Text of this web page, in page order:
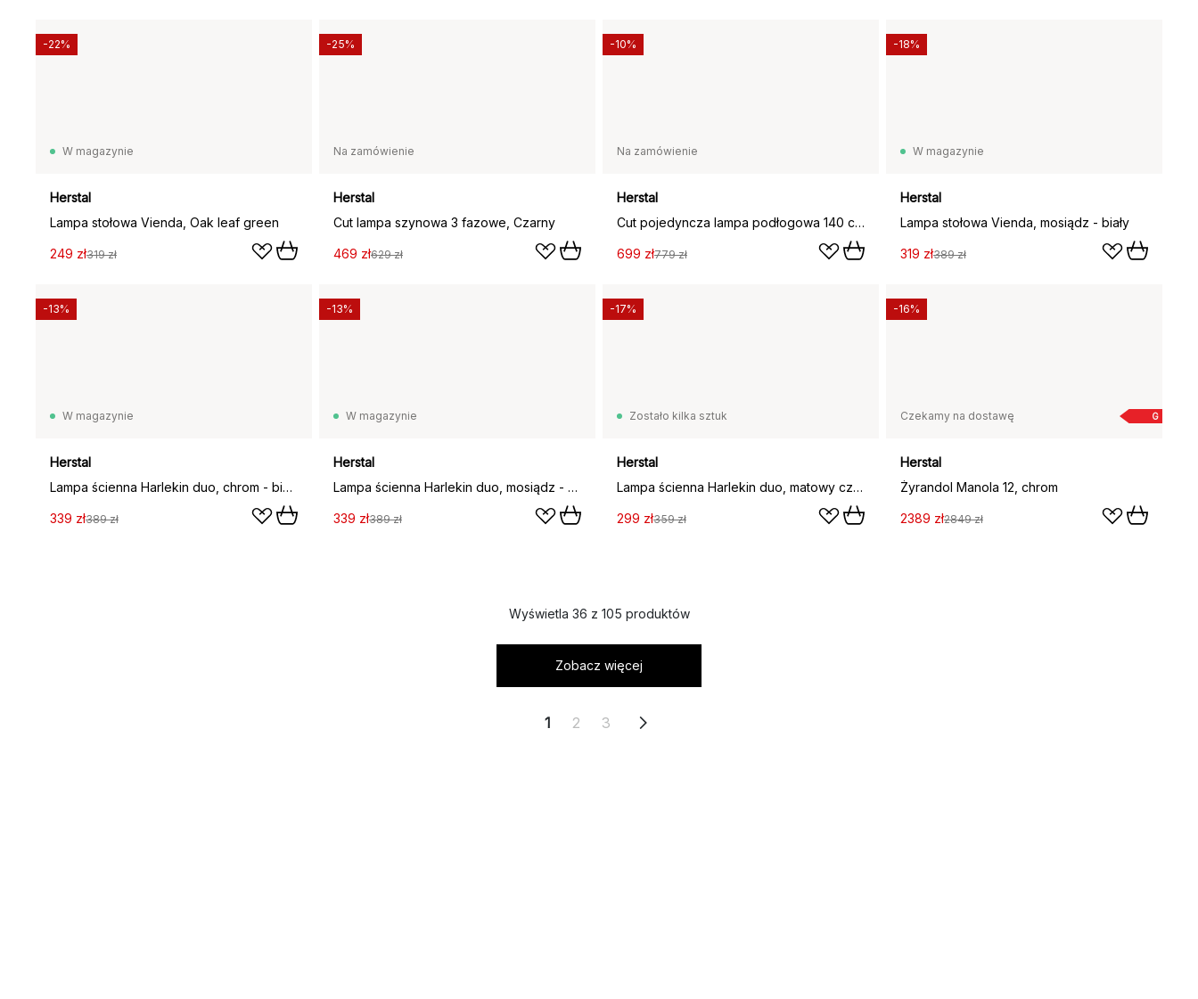
W magazynie
Herstal
Lampa stołowa Vienda, Oak leaf green
249 zł319 zł
-22%
Na zamówienie
Herstal
Cut lampa szynowa 3 fazowe, Czarny
469 zł629 zł
-25%
Na zamówienie
Herstal
Cut pojedyncza lampa podłogowa 140 cm, Czarny
699 zł779 zł
-10%
W magazynie
Herstal
Lampa stołowa Vienda, mosiądz - biały
319 zł389 zł
-18%
W magazynie
Herstal
Lampa ścienna Harlekin duo, chrom - biały
339 zł389 zł
-13%
W magazynie
Herstal
Lampa ścienna Harlekin duo, mosiądz - biały
339 zł389 zł
-13%
Zostało kilka sztuk
Herstal
Lampa ścienna Harlekin duo, matowy czarny
299 zł359 zł
-17%
G
Czekamy na dostawę
Herstal
Żyrandol Manola 12, chrom
2389 zł2849 zł
-16%
Wyświetla 36 z 105 produktów
Zobacz więcej
1 2 3